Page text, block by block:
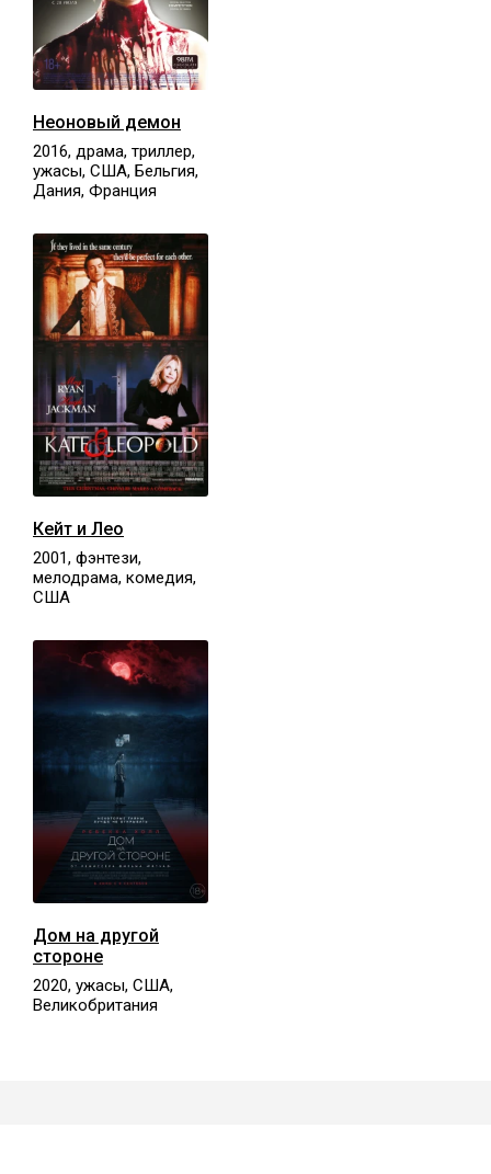
Неоновый демон
2016, драма, триллер,
ужасы, США, Бельгия,
Дания, Франция
Кейт и Лео
2001, фэнтези,
мелодрама, комедия,
США
Дом на другой
стороне
2020, ужасы, США,
Великобритания